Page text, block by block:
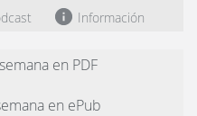
Información
en PDF
en ePub